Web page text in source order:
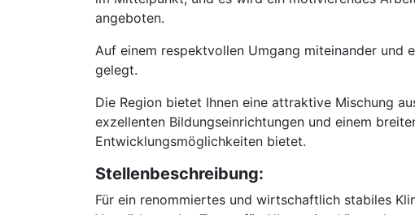
angeboten.
Auf einem respektvollen Umgang miteinander und
gelegt.
Die Region bietet Ihnen eine attraktive Mischung
exzellenten Bildungseinrichtungen und einem
Entwicklungsmöglichkeiten bietet.
Stellenbeschreibung:
Für ein renommiertes und wirtschaftlich stabiles